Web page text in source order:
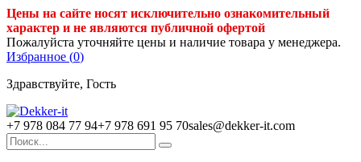
Цены на сайте носят исключительно ознакомительный
характер и не являются публичной офертой
Пожалуйста уточняйте цены и наличие товара у менеджера.
Избранное (0)
Здравствуйте, Гость
+7 978 084 77 94+7 978 691 95 70sales@dekker-it.com